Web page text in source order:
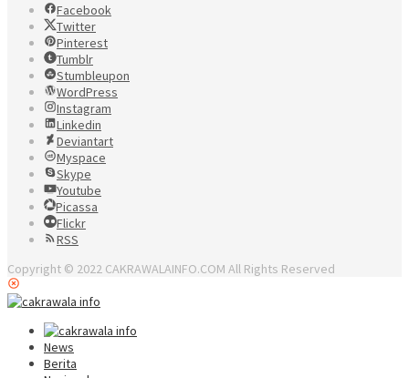
Facebook
Twitter
Pinterest
Tumblr
Stumbleupon
WordPress
Instagram
Linkedin
Deviantart
Myspace
Skype
Youtube
Picassa
Flickr
RSS
Copyright © 2022 CAKRAWALAINFO.COM All Rights Reserved
News
Berita